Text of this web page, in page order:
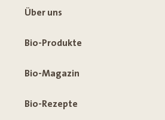
Über uns
Bio-Produkte
Bio-Magazin
Bio-Rezepte